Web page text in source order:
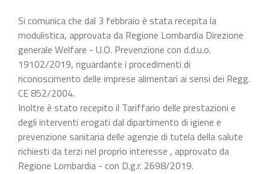
Si comunica che dal 3 febbraio è stata recepita la
modulistica, approvata da Regione Lombardia Direzione
generale Welfare - U.O. Prevenzione con d.d.u.o.
19102/2019, riguardante i procedimenti di
riconoscimento delle imprese alimentari ai sensi dei Regg.
CE 852/2004.
Inoltre è stato recepito il Tariffario delle prestazioni e
degli interventi erogati dal dipartimento di igiene e
prevenzione sanitaria delle agenzie di tutela della salute
richiesti da terzi nel proprio interesse , approvato da
Regione Lombardia - con D.g.r. 2698/2019.